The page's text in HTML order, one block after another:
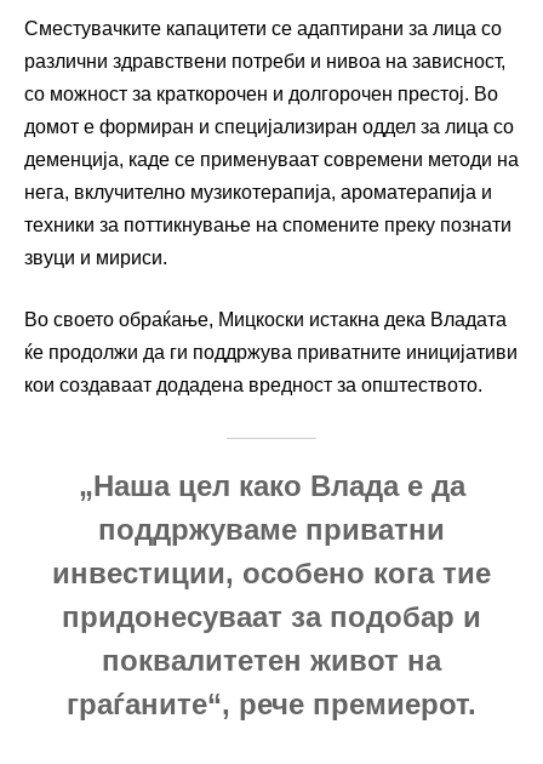
Сместувачките капацитети се адаптирани за лица со
различни здравствени потреби и нивоа на зависност,
со можност за краткорочен и долгорочен престој. Во
домот е формиран и специјализиран оддел за лица со
деменција, каде се применуваат современи методи на
нега, вклучително музикотерапија, ароматерапија и
техники за поттикнување на спомените преку познати
звуци и мириси.
Во своето обраќање, Мицкоски истакна дека Владата
ќе продолжи да ги поддржува приватните иницијативи
кои создаваат додадена вредност за општеството.
„Наша цел како Влада е да
поддржуваме приватни
инвестиции, особено кога тие
придонесуваат за подобар и
поквалитетен живот на
граѓаните“, рече премиерот.